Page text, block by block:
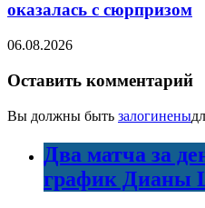
оказалась с сюрпризом
06.08.2026
Оставить комментарий
Вы должны быть залогинены
Два матча за
график Дианы